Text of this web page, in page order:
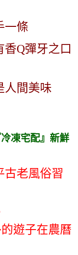
一條
香Q彈牙之口
人間美味
凍宅配』新鮮
古老風俗習
遊子在農曆